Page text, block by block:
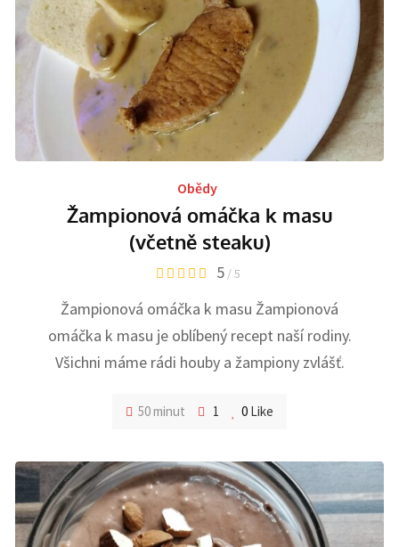
Obědy
Žampionová omáčka k masu
(včetně steaku)
5 / 5
Žampionová omáčka k masu Žampionová
omáčka k masu je oblíbený recept naší rodiny.
Všichni máme rádi houby a žampiony zvlášť.
50 minut 1 0 Like